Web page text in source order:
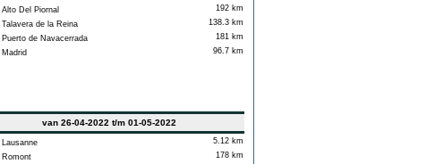
Alto Del Piornal
192 km
Talavera de la Reina
138.3 km
Puerto de Navacerrada
181 km
Madrid
96.7 km
van 26-04-2022 t/m 01-05-2022
Lausanne
5.12 km
Romont
178 km